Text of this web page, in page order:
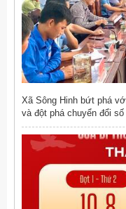
Xã Sông Hinh bứt phá
và đột phá chuyển đổi số